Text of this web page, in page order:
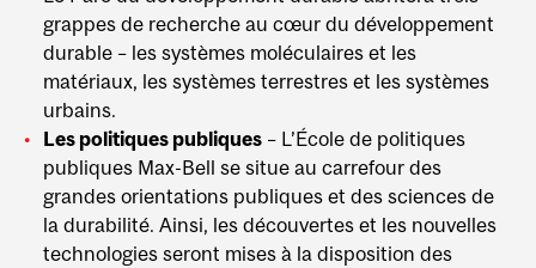
grappes de recherche au cœur du développement
durable – les systèmes moléculaires et les
matériaux, les systèmes terrestres et les systèmes
urbains.
Les politiques publiques – L’École de politiques
publiques Max-Bell se situe au carrefour des
grandes orientations publiques et des sciences de
la durabilité. Ainsi, les découvertes et les nouvelles
technologies seront mises à la disposition des